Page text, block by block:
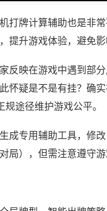
打牌计算辅助也是非
提升游戏体验，避免影
反映在游戏中遇到部
怀疑是不是有挂？确
途径维护游戏公平。
成专用辅助工具，修
局），但需注意遵守游